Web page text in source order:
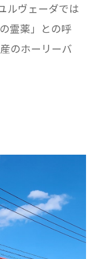
ルヴェーダでは
霊薬」との呼
のホーリーバ